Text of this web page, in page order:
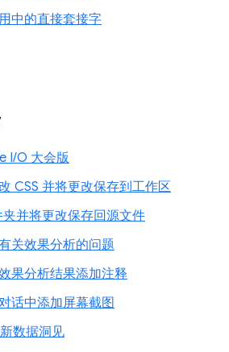
中的直接套接字
I/O 大会版
CSS 并将更改保存到工作区
并将更改保存回源文件
关效果分析的问题
果分析结果添加注释
话中添加屏幕截图
数据洞见